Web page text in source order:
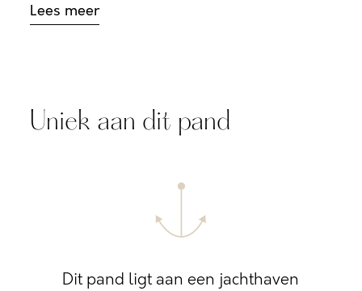
Lees meer
Uniek aan dit pand
Dit pand ligt aan een jachthaven